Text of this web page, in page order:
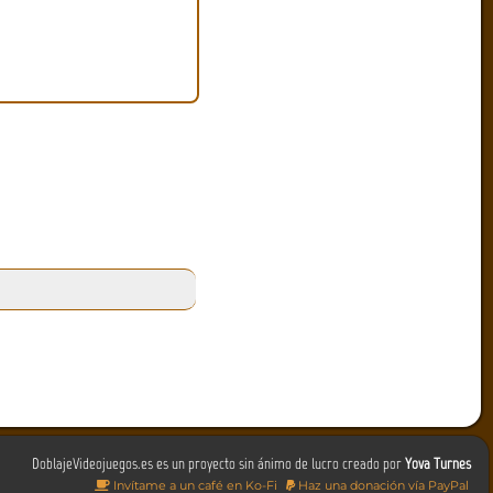
DoblajeVideojuegos.es es un proyecto sin ánimo de lucro creado porYova Turnes
Invítame a un café en Ko-Fi Haz una donación vía PayPal